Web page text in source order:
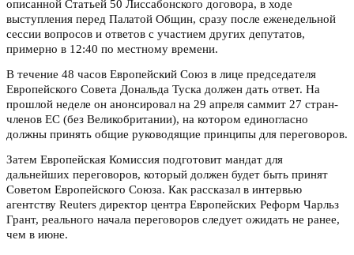
описанной Статьей 50 Лиссабонского договора, в ходе
выступления перед Палатой Общин, сразу после еженедельной
сессии вопросов и ответов с участием других депутатов,
примерно в 12:40 по местному времени.
В течение 48 часов Европейский Союз в лице председателя
Европейского Совета Дональда Туска должен дать ответ. На
прошлой неделе он анонсировал на 29 апреля саммит 27 стран-
членов ЕС (без Великобритании), на котором единогласно
должны принять общие руководящие принципы для переговоров.
Затем Европейская Комиссия подготовит мандат для
дальнейших переговоров, который должен будет быть принят
Советом Европейского Союза. Как рассказал в интервью
агентству Reuters директор центра Европейских Реформ Чарльз
Грант, реального начала переговоров следует ожидать не ранее,
чем в июне.